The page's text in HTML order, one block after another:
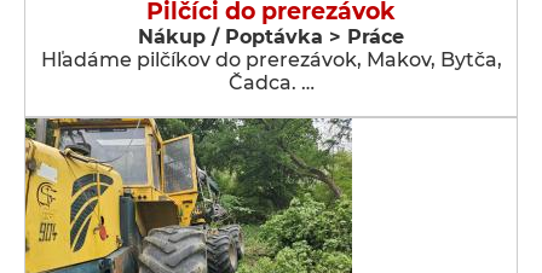
Pilčíci do prerezávok
Nákup / Poptávka > Práce
Hľadáme pilčíkov do prerezávok, Makov, Bytča,
Čadca. …